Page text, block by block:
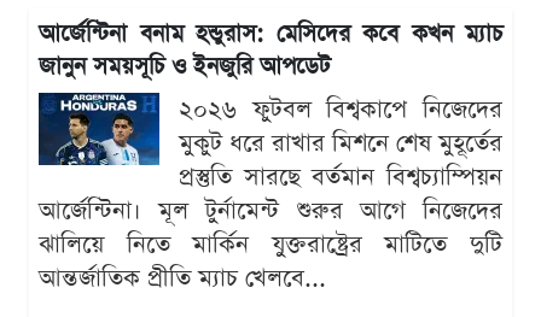
আর্জেন্টিনা বনাম হন্ডুরাস: মেসিদের কবে কখন ম্যাচ
জানুন সময়সূচি ও ইনজুরি আপডেট
২০২৬ ফুটবল বিশ্বকাপে নিজেদের
মুকুট ধরে রাখার মিশনে শেষ মুহূর্তের
প্রস্তুতি সারছে বর্তমান বিশ্বচ্যাম্পিয়ন
আর্জেন্টিনা। মূল টুর্নামেন্ট শুরুর আগে নিজেদের
ঝালিয়ে নিতে মার্কিন যুক্তরাষ্ট্রের মাটিতে দুটি
আন্তর্জাতিক প্রীতি ম্যাচ খেলবে...